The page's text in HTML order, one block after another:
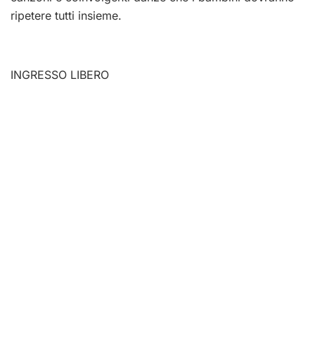
ripetere tutti insieme.
INGRESSO LIBERO